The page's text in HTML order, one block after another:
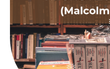
❅
❅